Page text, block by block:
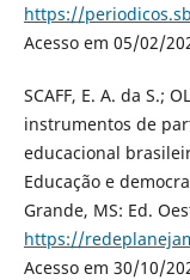
https://
Acesso em 05/02/
SCAFF, E. A. da S.;
instrumentos de
educacional
Educação e
Grande, MS: Ed.
https://
Acesso em 30/10/